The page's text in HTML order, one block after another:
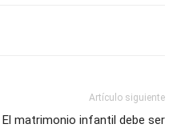
Artículo siguiente
El matrimonio infantil debe ser